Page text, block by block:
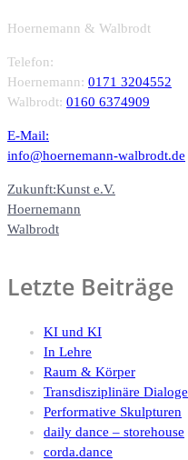
Hoernemann & Walbrodt
Telefon:
Hoernemann: 0171 3204552
Walbrodt: 0160 6374909
E-Mail:
info@hoernemann-walbrodt.de
Zukunft:Kunst e.V.
Hoernemann
Walbrodt
Letzte Beiträge
KI und KI
In Lehre
Raum & Körper
Transdisziplinäre Dialoge
Performative Skulpturen
daily dance – storehouse
corda.dance